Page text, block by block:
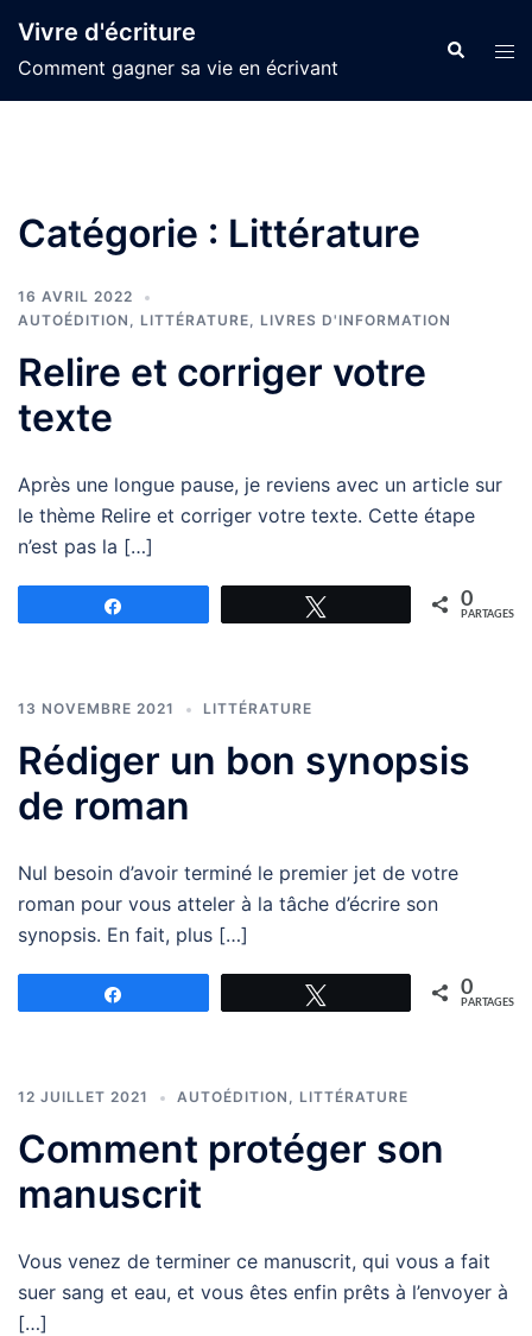
contenu
Vivre d'écriture
Comment gagner sa vie en écrivant
Catégorie : Littérature
16 AVRIL 2022
AUTOÉDITION , LITTÉRATURE, LIVRES D'INFORMATION
Relire et corriger votre
texte
Après une longue pause, je reviens avec un article sur
le thème Relire et corriger votre texte. Cette étape
n’est pas la […]
0
PARTAGES
13 NOVEMBRE 2021 LITTÉRATURE
Rédiger un bon synopsis
de roman
Nul besoin d’avoir terminé le premier jet de votre
roman pour vous atteler à la tâche d’écrire son
synopsis. En fait, plus […]
0
PARTAGES
12 JUILLET 2021 AUTOÉDITION , LITTÉRATURE
Comment protéger son
manuscrit
Vous venez de terminer ce manuscrit, qui vous a fait
suer sang et eau, et vous êtes enfin prêts à l’envoyer à
[…]